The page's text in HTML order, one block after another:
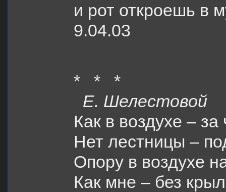
и рот откроешь в
9.04.03
* * *
Е. Шелестовой
Как в воздухе – за
Нет лестницы –
Опору в воздухе
Как мне – без